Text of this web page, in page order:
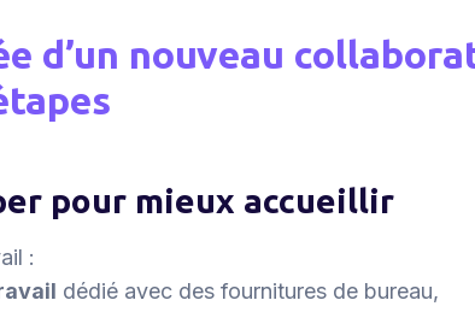
d’un nouveau
pour mieux accueillir
:
dédié avec des fournitures de bureau,